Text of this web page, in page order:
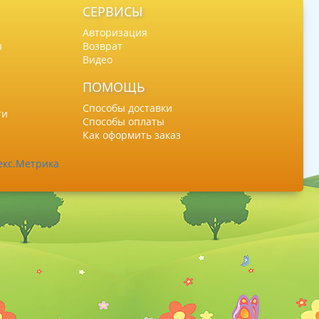
СЕРВИСЫ
Авторизация
Возврат
Видео
ПОМОЩЬ
Способы доставки
Способы оплаты
Как оформить заказ